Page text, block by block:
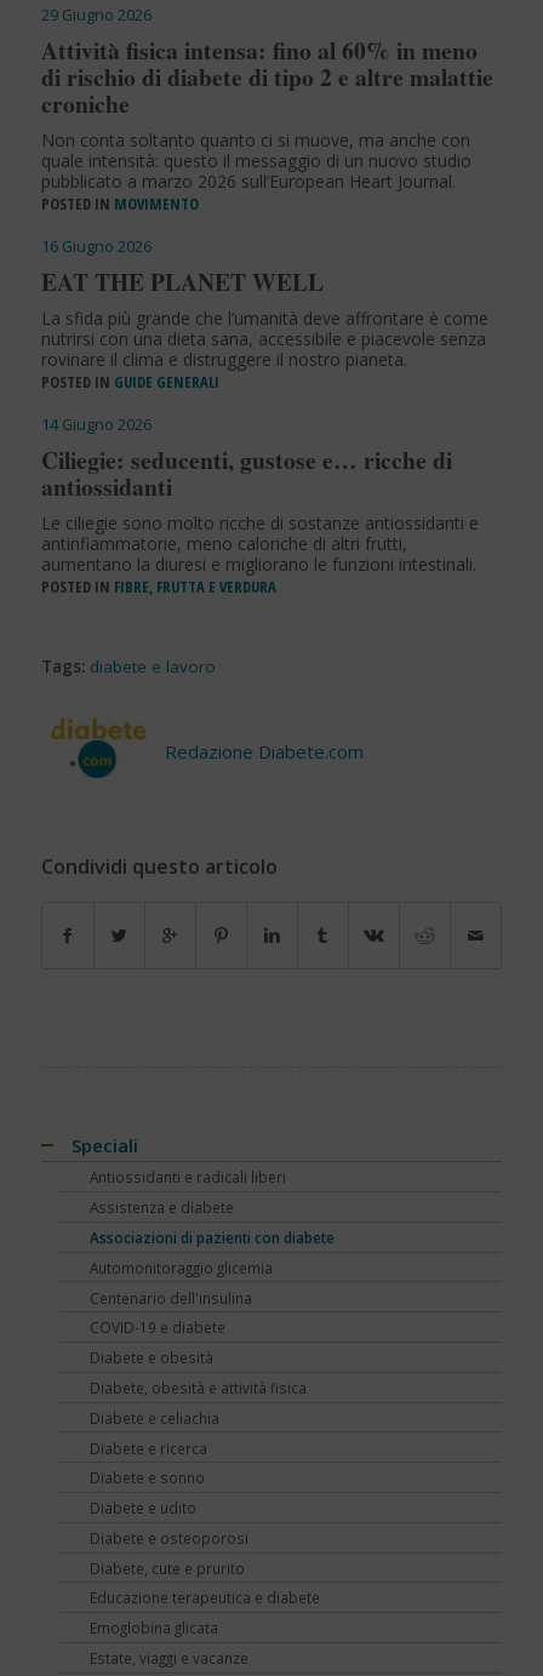
29 Giugno 2026
Attività fisica intensa: fino al 60% in meno
di rischio di diabete di tipo 2 e altre malattie
croniche
Non conta soltanto quanto ci si muove, ma anche con
quale intensità: questo il messaggio di un nuovo studio
pubblicato a marzo 2026 sull’European Heart Journal.
POSTED IN MOVIMENTO
16 Giugno 2026
EAT THE PLANET WELL
La sfida più grande che l’umanità deve affrontare è come
nutrirsi con una dieta sana, accessibile e piacevole senza
rovinare il clima e distruggere il nostro pianeta.
POSTED IN GUIDE GENERALI
14 Giugno 2026
Ciliegie: seducenti, gustose e… ricche di
antiossidanti
Le ciliegie sono molto ricche di sostanze antiossidanti e
antinfiammatorie, meno caloriche di altri frutti,
aumentano la diuresi e migliorano le funzioni intestinali.
POSTED IN FIBRE, FRUTTA E VERDURA
Tags: diabete e lavoro
Redazione Diabete.com
Condividi questo articolo
Speciali
Antiossidanti e radicali liberi
Assistenza e diabete
Associazioni di pazienti con diabete
Automonitoraggio glicemia
Centenario dell'insulina
COVID-19 e diabete
Diabete e obesità
Diabete, obesità e attività fisica
Diabete e celiachia
Diabete e ricerca
Diabete e sonno
Diabete e udito
Diabete e osteoporosi
Diabete, cute e prurito
Educazione terapeutica e diabete
Emoglobina glicata
Estate, viaggi e vacanze